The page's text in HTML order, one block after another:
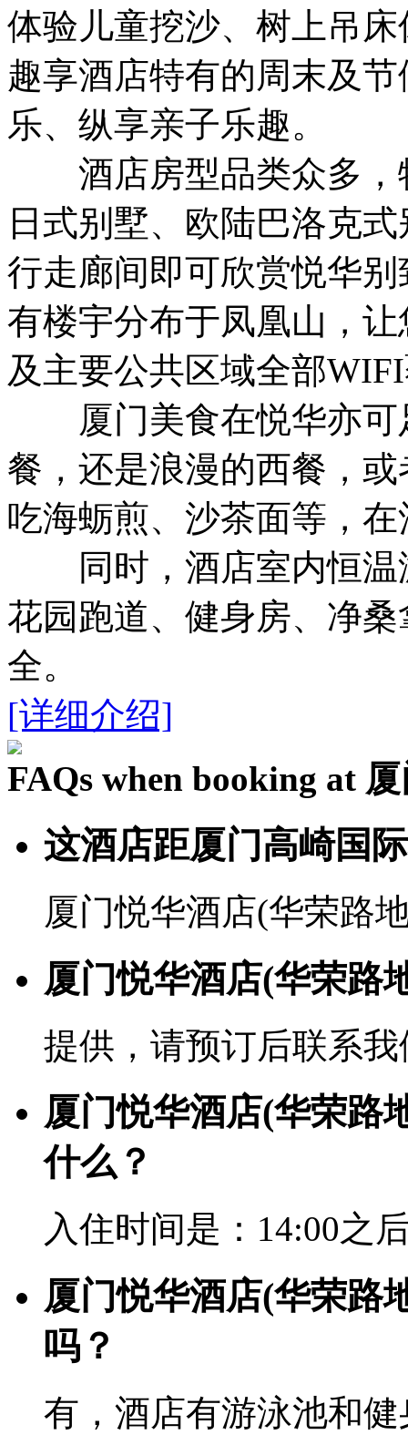
体验儿童挖沙、树上吊
趣享酒店特有的周末及
乐、纵享亲子乐趣。
酒店房型品类众多，
日式别墅、欧陆巴洛克
行走廊间即可欣赏悦华
有楼宇分布于凤凰山，
及主要公共区域全部
厦门美食在悦华亦可
餐，还是浪漫的西餐，
吃海蛎煎、沙茶面等，
同时，酒店室内恒温
花园跑道、健身房、净
全。
[详细介绍]
FAQs when booking at
这酒店距厦门高崎国
厦门悦华酒店(华荣路
厦门悦华酒店(华荣路
提供，请预订后联系
厦门悦华酒店(华荣路
什么？
入住时间是：14:00之
厦门悦华酒店(华荣路
吗？
有，酒店有游泳池和